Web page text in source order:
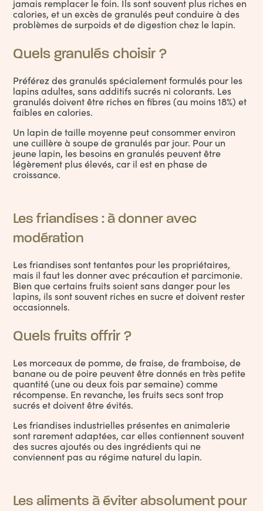
jamais remplacer le foin. Ils sont souvent plus riches en
calories, et un excès de granulés peut conduire à des
problèmes de surpoids et de digestion chez le lapin.
Quels granulés choisir ?
Préférez des granulés spécialement formulés pour les
lapins adultes, sans additifs sucrés ni colorants. Les
granulés doivent être riches en fibres (au moins 18%) et
faibles en calories.
Un lapin de taille moyenne peut consommer environ
une cuillère à soupe de granulés par jour. Pour un
jeune lapin, les besoins en granulés peuvent être
légèrement plus élevés, car il est en phase de
croissance.
Les friandises : à donner avec
modération
Les friandises sont tentantes pour les propriétaires,
mais il faut les donner avec précaution et parcimonie.
Bien que certains fruits soient sans danger pour les
lapins, ils sont souvent riches en sucre et doivent rester
occasionnels.
Quels fruits offrir ?
Les morceaux de pomme, de fraise, de framboise, de
banane ou de poire peuvent être donnés en très petite
quantité (une ou deux fois par semaine) comme
récompense. En revanche, les fruits secs sont trop
sucrés et doivent être évités.
Les friandises industrielles présentes en animalerie
sont rarement adaptées, car elles contiennent souvent
des sucres ajoutés ou des ingrédients qui ne
conviennent pas au régime naturel du lapin.
Les aliments à éviter absolument pour